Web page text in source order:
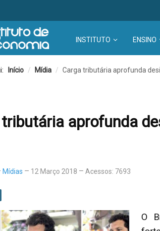
INSTITUTO ENSINO
Início / Mídia / Carga tributária aprofunda
aprofunda
Mídias 12 Março 2018 Acessos: 7693
O